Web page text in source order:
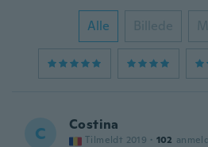
Alle Billede
C Costina
Tilmeldt 2019 · 102